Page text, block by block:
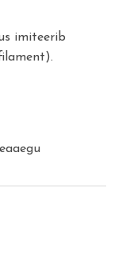
imiteerib